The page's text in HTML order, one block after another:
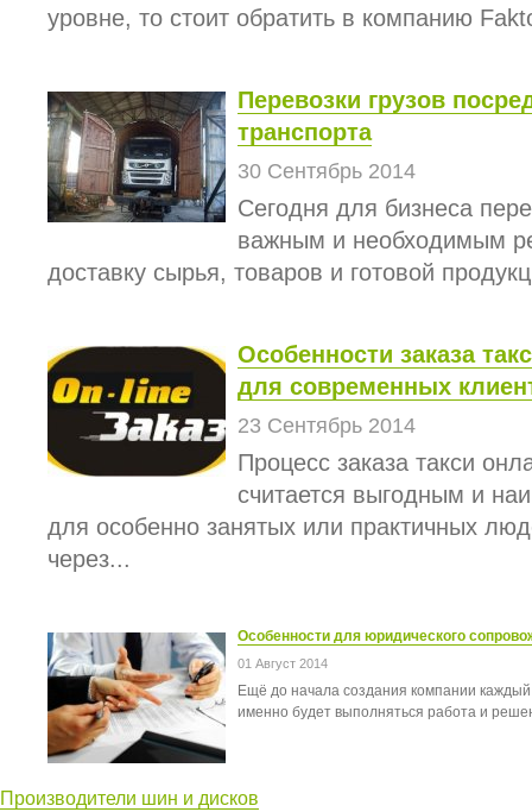
уровне, то стоит обратить в компанию
Перевозки грузов
транспорта
30 Сентябрь 2014
Сегодня для бизнеса
важным и необходимым
доставку сырья, товаров и готовой
Особенности заказа
для современных
23 Сентябрь 2014
Процесс заказа такси
считается выгодным и
для особенно занятых или практичных
через...
Особенности для юридического
01 Август 2014
Ещё до начала создания компании
именно будет выполняться работа и
Производители шин и дисков